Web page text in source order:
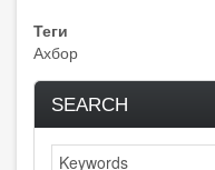
Теги
Ахбор
SEARCH
Search